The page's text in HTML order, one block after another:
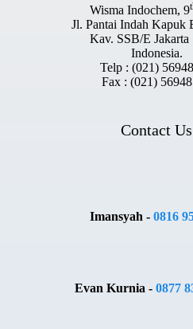
Wisma Indochem, 9
Jl. Pantai Indah Kapuk
Kav. SSB/E Jakarta
Indonesia.
Telp : (021)
Fax : (021)
Contact Us
Imansyah -0816
Evan Kurnia -0877